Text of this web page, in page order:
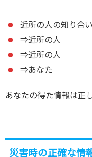
近所の人の知り合
⇒近所の人
⇒近所の人
⇒あなた
あなたの得た情報は正
災害時の正確な情